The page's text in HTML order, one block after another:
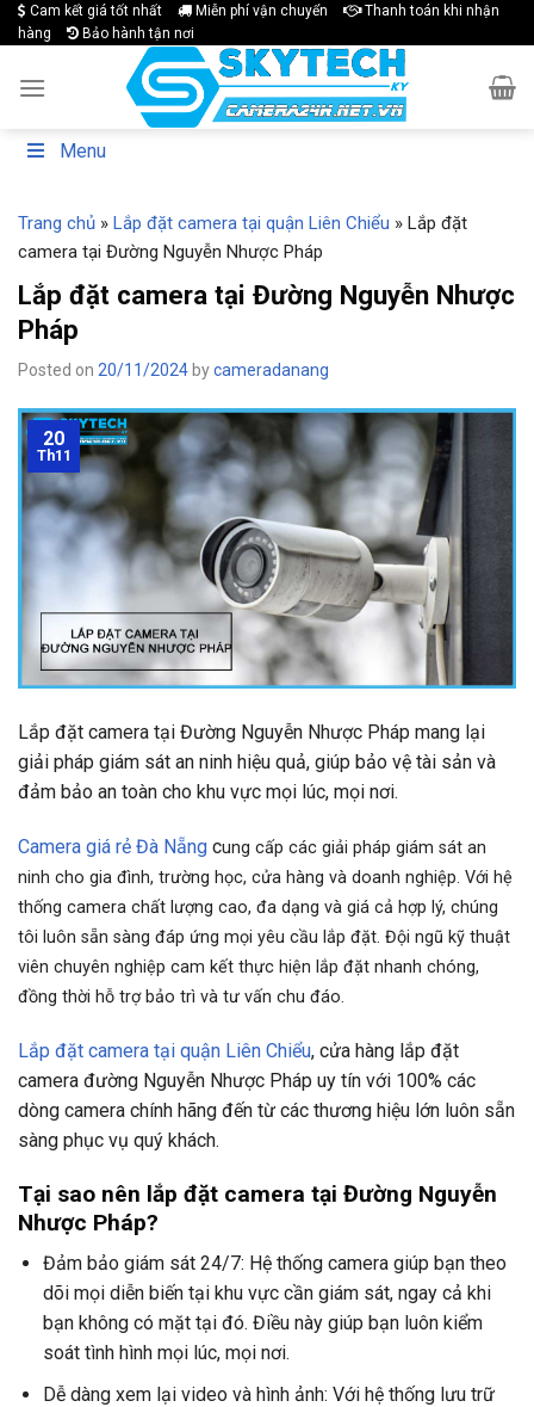
Skip
to
Cam kết giá tốt nhất Miễn phí vận chuyển
Thanh toán khi nhận
hàng
Bảo hành tận nơi
Menu
Trang chủ » Lắp đặt camera tại quận Liên Chiểu » Lắp đặt
camera tại Đường Nguyễn Nhược Pháp
Lắp đặt camera tại Đường Nguyễn Nhược
Pháp
Posted on 20/11/2024 bycameradanang
20
Th11
Lắp đặt camera tại Đường Nguyễn Nhược Pháp mang lại
giải pháp giám sát an ninh hiệu quả, giúp bảo vệ tài sản và
đảm bảo an toàn cho khu vực mọi lúc, mọi nơi.
Camera giá rẻ Đà Nẵng cung cấp các giải pháp giám sát an
ninh cho gia đình, trường học, cửa hàng và doanh nghiệp. Với hệ
thống camera chất lượng cao, đa dạng và giá cả hợp lý, chúng
tôi luôn sẵn sàng đáp ứng mọi yêu cầu lắp đặt. Đội ngũ kỹ thuật
viên chuyên nghiệp cam kết thực hiện lắp đặt nhanh chóng,
đồng thời hỗ trợ bảo trì và tư vấn chu đáo.
Lắp đặt camera tại quận Liên Chiểu, cửa hàng lắp đặt
camera đường Nguyễn Nhược Pháp uy tín với 100% các
dòng camera chính hãng đến từ các thương hiệu lớn luôn sẵn
sàng phục vụ quý khách.
Tại sao nên lắp đặt camera tại Đường Nguyễn
Nhược Pháp?
Đảm bảo giám sát 24/7: Hệ thống camera giúp bạn theo
dõi mọi diễn biến tại khu vực cần giám sát, ngay cả khi
bạn không có mặt tại đó. Điều này giúp bạn luôn kiểm
soát tình hình mọi lúc, mọi nơi.
Dễ dàng xem lại video và hình ảnh: Với hệ thống lưu trữ